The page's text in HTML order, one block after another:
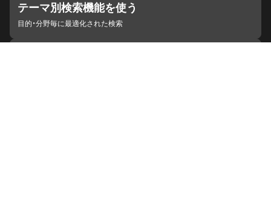
テーマ別検索機能を使う
目的・分野毎に最適化された検索